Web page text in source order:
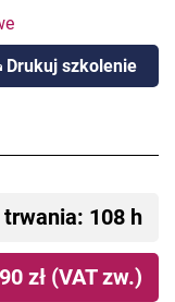
Drukuj szkolenie
trwania: 108 h
zł (VAT zw.)